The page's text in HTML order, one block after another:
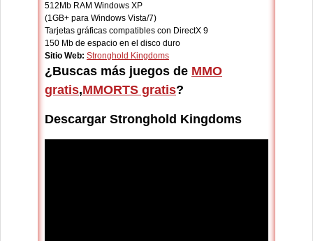
512Mb RAM Windows XP
(1GB+ para Windows Vista/7)
Tarjetas gráficas compatibles con DirectX 9
150 Mb de espacio en el disco duro
Sitio Web: Stronghold Kingdoms
¿Buscas más juegos de MMO
gratis,MMORTS gratis?
Descargar Stronghold Kingdoms